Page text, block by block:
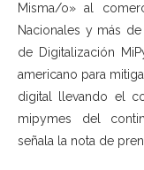
Misma/o» al
Nacionales y más
de Digitalización
americano para
digital llevando el
mipymes del
señala la nota de